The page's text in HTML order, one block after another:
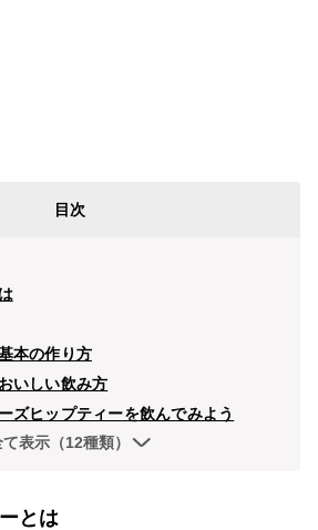
目次
本の作り方
いしい飲み方
ズヒップティーを飲んでみよう
表示（12種類）
とは